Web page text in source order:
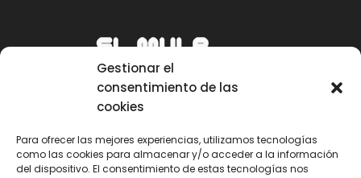
Gestionar el
consentimiento de las
cookies
Para ofrecer las mejores experiencias, utilizamos tecnologías
como las cookies para almacenar y/o acceder a la información
del dispositivo. El consentimiento de estas tecnologías nos
Email